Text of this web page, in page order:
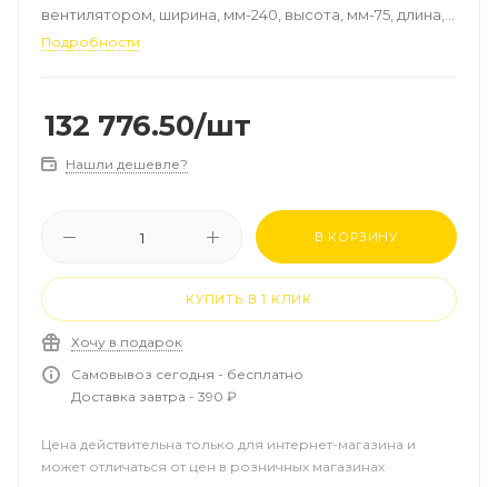
вентилятором, ширина, мм-240, высота, мм-75, длина,
мм-3400, регулирование-плавное, роликовая
Подробности
132 776.50/шт
Нашли дешевле?
В КОРЗИНУ
КУПИТЬ В 1 КЛИК
Хочу в подарок
Самовывоз сегодня - бесплатно
Доставка завтра - 390 ₽
Цена действительна только для интернет-магазина и
может отличаться от цен в розничных магазинах